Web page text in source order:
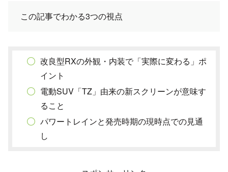
この記事でわかる3つの視点
改良型RXの外観・内装で「実際に変わる」ポ
イント
電動SUV「TZ」由来の新スクリーンが意味す
ること
パワートレインと発売時期の現時点での見通
し